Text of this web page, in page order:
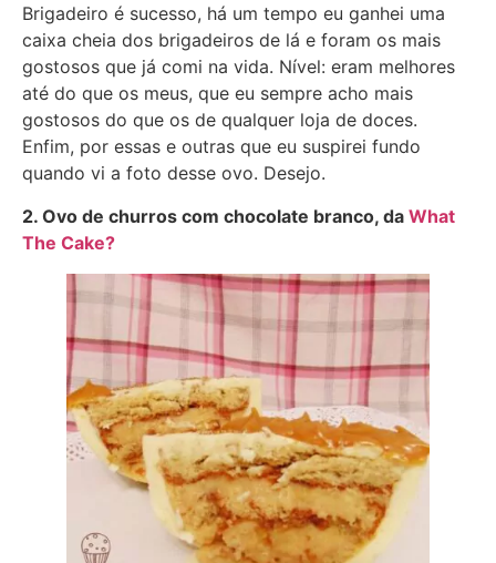
Brigadeiro é sucesso, há um tempo eu ganhei uma
caixa cheia dos brigadeiros de lá e foram os mais
gostosos que já comi na vida. Nível: eram melhores
até do que os meus, que eu sempre acho mais
gostosos do que os de qualquer loja de doces.
Enfim, por essas e outras que eu suspirei fundo
quando vi a foto desse ovo. Desejo.
2. Ovo de churros com chocolate branco, da What
The Cake?